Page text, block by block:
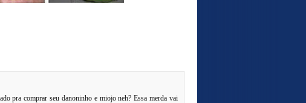
pra comprar seu danoninho e miojo neh? Essa merda vai